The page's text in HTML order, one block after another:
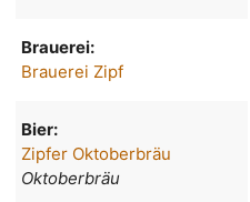
Brauerei:
Brauerei Zipf
Bier:
Zipfer Oktoberbräu
Oktoberbräu